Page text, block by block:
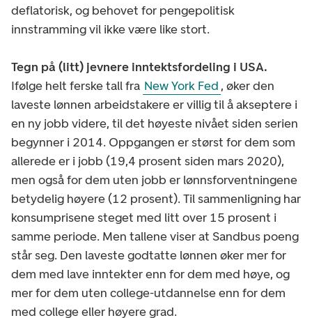
deflatorisk, og behovet for pengepolitisk
innstramming vil ikke være like stort.
Tegn på (litt) jevnere inntektsfordeling i USA.
Ifølge helt ferske tall fra New York Fed , øker den
laveste lønnen arbeidstakere er villig til å akseptere i
en ny jobb videre, til det høyeste nivået siden serien
begynner i 2014. Oppgangen er størst for dem som
allerede er i jobb (19,4 prosent siden mars 2020),
men også for dem uten jobb er lønnsforventningene
betydelig høyere (12 prosent). Til sammenligning har
konsumprisene steget med litt over 15 prosent i
samme periode. Men tallene viser at Sandbus poeng
står seg. Den laveste godtatte lønnen øker mer for
dem med lave inntekter enn for dem med høye, og
mer for dem uten college-utdannelse enn for dem
med college eller høyere grad.